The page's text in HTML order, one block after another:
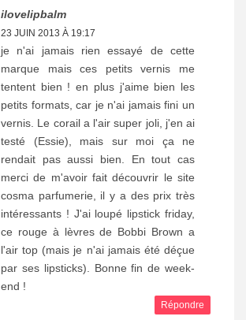
ilovelipbalm
23 JUIN 2013 À 19:17
je n'ai jamais rien essayé de cette
marque mais ces petits vernis me
tentent bien ! en plus j'aime bien les
petits formats, car je n'ai jamais fini un
vernis. Le corail a l'air super joli, j'en ai
testé (Essie), mais sur moi ça ne
rendait pas aussi bien. En tout cas
merci de m'avoir fait découvrir le site
cosma parfumerie, il y a des prix très
intéressants ! J'ai loupé lipstick friday,
ce rouge à lèvres de Bobbi Brown a
l'air top (mais je n'ai jamais été déçue
par ses lipsticks). Bonne fin de week-
end !
Répondre